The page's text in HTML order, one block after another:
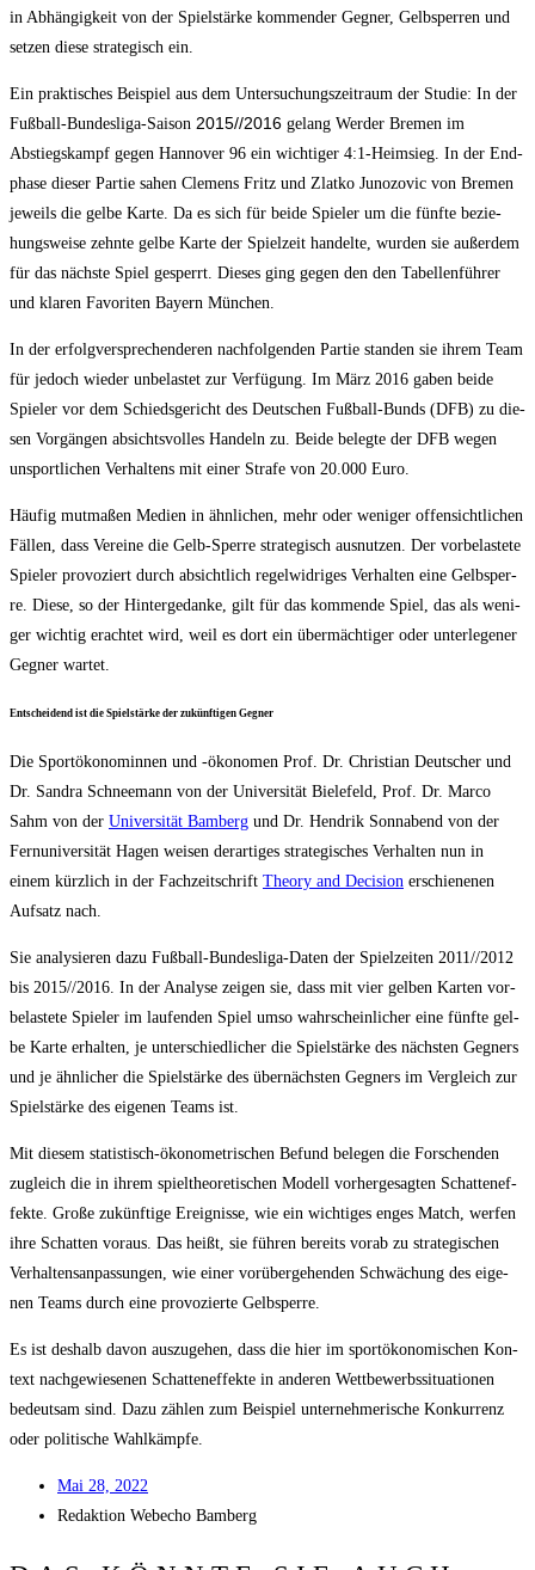
in Abhän­gig­keit von der Spiel­stär­ke kom­men­der Geg­ner, Gelb­sper­ren und
set­zen die­se stra­te­gisch ein.
Ein prak­ti­sches Bei­spiel aus dem Unter­su­chungs­zeit­raum der Stu­die: In der
Fuß­ball-Bun­des­li­ga-Sai­son 2015/​/​2016 gelang Wer­der Bre­men im
Abstiegs­kampf gegen Han­no­ver 96 ein wich­ti­ger 4:1‑Heimsieg. In der End­
pha­se die­ser Par­tie sahen Cle­mens Fritz und Zlat­ko Juno­zo­vic von Bre­men
jeweils die gel­be Kar­te. Da es sich für bei­de Spie­ler um die fünf­te bezie­
hungs­wei­se zehn­te gel­be Kar­te der Spiel­zeit han­del­te, wur­den sie außer­dem
für das nächs­te Spiel gesperrt. Die­ses ging gegen den den Tabel­len­füh­rer
und kla­ren Favo­ri­ten Bay­ern München.
In der erfolg­ver­spre­chen­de­ren nach­fol­gen­den Par­tie stan­den sie ihrem Team
für jedoch wie­der unbe­las­tet zur Ver­fü­gung. Im März 2016 gaben bei­de
Spie­ler vor dem Schieds­ge­richt des Deut­schen Fuß­ball-Bunds (DFB) zu die­
sen Vor­gän­gen absichts­vol­les Han­deln zu. Bei­de beleg­te der DFB wegen
unsport­li­chen Ver­hal­tens mit einer Stra­fe von 20.000 Euro.
Häu­fig mut­ma­ßen Medi­en in ähn­li­chen, mehr oder weni­ger offen­sicht­li­chen
Fäl­len, dass Ver­ei­ne die Gelb-Sper­re stra­te­gisch aus­nut­zen. Der vor­be­las­te­te
Spie­ler pro­vo­ziert durch absicht­lich regel­wid­ri­ges Ver­hal­ten eine Gelb­sper­
re. Die­se, so der Hin­ter­ge­dan­ke, gilt für das kom­men­de Spiel, das als weni­
ger wich­tig erach­tet wird, weil es dort ein über­mäch­ti­ger oder unter­le­ge­ner
Geg­ner wartet.
Ent­schei­dend ist die Spiel­stär­ke der zukünf­ti­gen Gegner
Die Sportöko­nom­in­nen und ‑öko­no­men Prof. Dr. Chris­ti­an Deut­scher und
Dr. San­dra Schnee­mann von der Uni­ver­si­tät Bie­le­feld, Prof. Dr. Mar­co
Sahm von der Uni­ver­si­tät Bam­berg und Dr. Hen­drik Sonn­abend von der
Fern­uni­ver­si­tät Hagen wei­sen der­ar­ti­ges stra­te­gi­sches Ver­hal­ten nun in
einem kürz­lich in der Fach­zeit­schrift Theo­ry and Decis­i­on erschie­ne­nen
Auf­satz nach.
Sie ana­ly­sie­ren dazu Fuß­ball-Bun­des­li­ga-Daten der Spiel­zei­ten 2011/​/​2012
bis 2015/​/​2016. In der Ana­ly­se zei­gen sie, dass mit vier gel­ben Kar­ten vor­
be­las­te­te Spie­ler im lau­fen­den Spiel umso wahr­schein­li­cher eine fünf­te gel­
be Kar­te erhal­ten, je unter­schied­li­cher die Spiel­stär­ke des nächs­ten Geg­ners
und je ähn­li­cher die Spiel­stär­ke des über­nächs­ten Geg­ners im Ver­gleich zur
Spiel­stär­ke des eige­nen Teams ist.
Mit die­sem sta­tis­tisch-öko­no­me­tri­schen Befund bele­gen die For­schen­den
zugleich die in ihrem spiel­theo­re­ti­schen Modell vor­her­ge­sag­ten Schat­ten­ef­
fek­te. Gro­ße zukünf­ti­ge Ereig­nis­se, wie ein wich­ti­ges enges Match, wer­fen
ihre Schat­ten vor­aus. Das heißt, sie füh­ren bereits vor­ab zu stra­te­gi­schen
Ver­hal­tens­an­pas­sun­gen, wie einer vor­über­ge­hen­den Schwä­chung des eige­
nen Teams durch eine pro­vo­zier­te Gelbsperre.
Es ist des­halb davon aus­zu­ge­hen, dass die hier im sportöko­no­mi­schen Kon­
text nach­ge­wie­se­nen Schat­ten­ef­fek­te in ande­ren Wett­be­werbs­si­tua­tio­nen
bedeut­sam sind. Dazu zäh­len zum Bei­spiel unter­neh­me­ri­sche Kon­kur­renz
oder poli­ti­sche Wahlkämpfe.
Mai 28, 2022
Redak­ti­on Web­echo Bamberg